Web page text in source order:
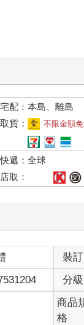
配：本島、離島
貨：
不限金額
遞：全球
取：
裝訂
分級
商品
格